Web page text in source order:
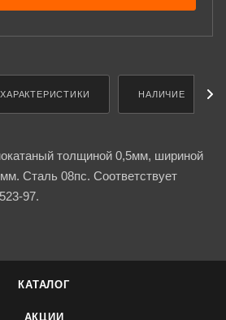
ХАРАКТЕРИСТИКИ НАЛИЧИЕ
толщиной 0,5мм, шириной
Сталь 08пс. Соответствует
97.
КАТАЛОГ
АКЦИИ